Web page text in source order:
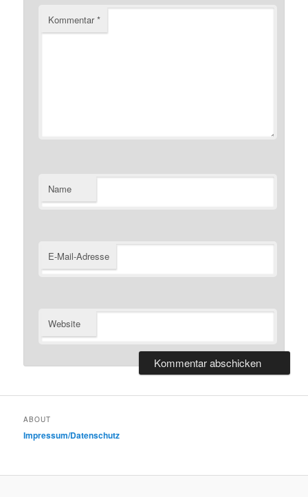
Kommentar*
Name
E-Mail-Adresse
Website
ABOUT
Impressum/Datenschutz